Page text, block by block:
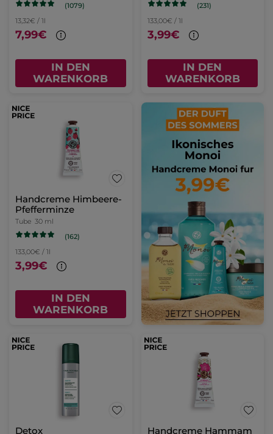
(1079)
13,32€ / 1l
7,99€
IN DEN
WARENKORB
(231)
133,00€ / 1l
3,99€
IN DEN
WARENKORB
Handcreme Himbeere-
Pfefferminze
Tube 30 ml
(162)
133,00€ / 1l
3,99€
IN DEN
WARENKORB
Detox Handcreme Hammam